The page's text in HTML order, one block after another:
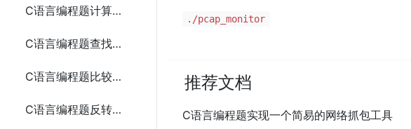
C语言编程题计算数组元素的和（使用指针）
C语言编程题查找数组中的最大值（使用指针）
C语言编程题比较两个字符串（使用指针）
C语言编程题反转一个字符串（使用指针）
./pcap_monitor
推荐文档
C语言编程题实现一个简易的网络抓包工具